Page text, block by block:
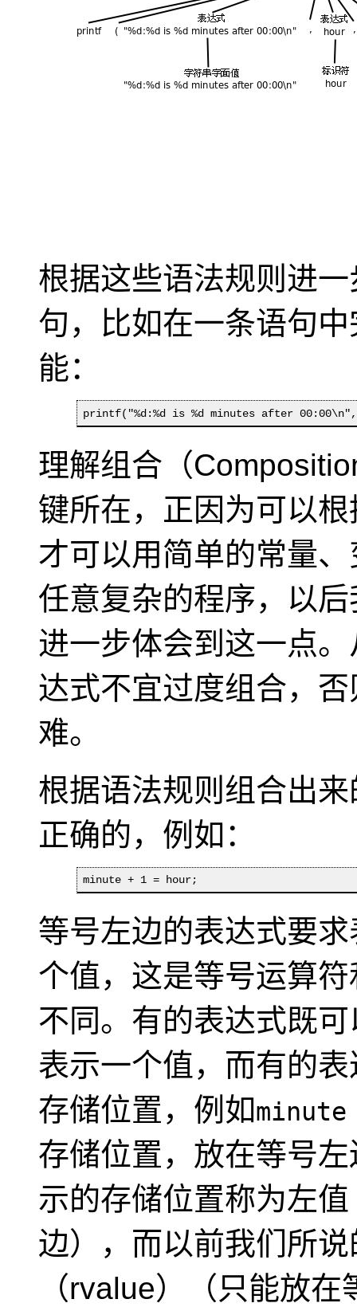
根据这些语法规则进
句，比如在一条语句
能：
printf("%d:%d is %d minutes after
理解组合（
键所在，正因为可以
才可以用简单的常量
任意复杂的程序，以
进一步体会到这一点
达式不宜过度组合，
难。
根据语法规则组合出
正确的，例如：
minute + 1 = hour;
等号左边的表达式要
个值，这是等号运算
不同。有的表达式既
表示一个值，而有的
存储位置，例如
存储位置，放在等号
示的存储位置称为左
边），而以前我们所
（rvalue）
（只能放